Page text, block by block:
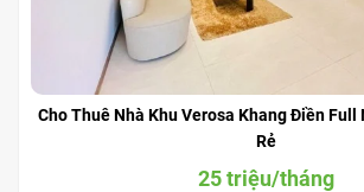
Cho Thuê Nhà Khu Verosa Khang Điền Full
Rẻ
25 triệu/tháng